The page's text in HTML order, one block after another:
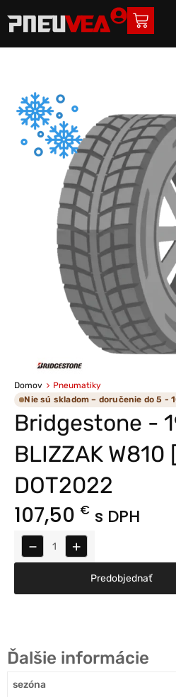
Domov
Pneumatiky
Nie sú skladom – doručenie do 5 -
Bridgestone -
BLIZZAK
DOT2022
107,50 € s DPH
− +
Predobjednať
Ďalšie informácie
sezóna